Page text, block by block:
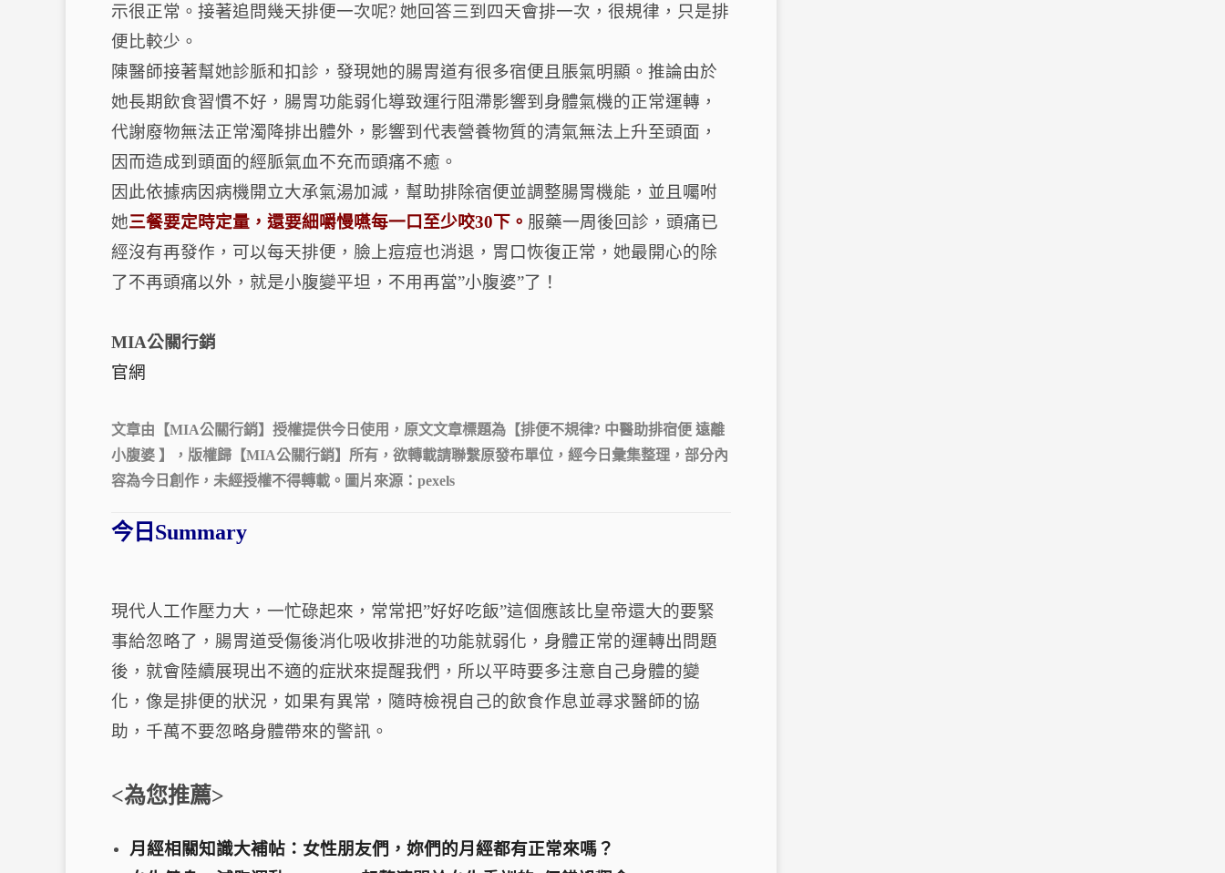
示很正常。接著追問幾天排便一次呢? 她回答三到四天會排一次，很規律，只是排
便比較少。
陳醫師接著幫她診脈和扣診，發現她的腸胃道有很多宿便且脹氣明顯。推論由於
她長期飲食習慣不好，腸胃功能弱化導致運行阻滯影響到身體氣機的正常運轉，
代謝廢物無法正常濁降排出體外，影響到代表營養物質的清氣無法上升至頭面，
因而造成到頭面的經脈氣血不充而頭痛不癒。
因此依據病因病機開立大承氣湯加減，幫助排除宿便並調整腸胃機能，並且囑咐
她三餐要定時定量，還要細嚼慢嚥每一口至少咬30下。 服藥一周後回診，頭痛已
經沒有再發作，可以每天排便，臉上痘痘也消退，胃口恢復正常，她最開心的除
了不再頭痛以外，就是小腹變平坦，不用再當”小腹婆”了！
MIA公關行銷
官網
文章由【MIA公關行銷】授權提供今日使用，原文文章標題為【排便不規律? 中醫助排宿便 遠離
小腹婆 】，版權歸【MIA公關行銷】所有，欲轉載請聯繫原發布單位，經今日彙集整理，部分內
容為今日創作，未經授權不得轉載。圖片來源： pexels
今日Summary
現代人工作壓力大，一忙碌起來，常常把”好好吃飯”這個應該比皇帝還大的要緊
事給忽略了，腸胃道受傷後消化吸收排泄的功能就弱化，身體正常的運轉出問題
後，就會陸續展現出不適的症狀來提醒我們，所以平時要多注意自己身體的變
化，像是排便的狀況，如果有異常，隨時檢視自己的飲食作息並尋求醫師的協
助，千萬不要忽略身體帶來的警訊。
<為您推薦>
月經相關知識大補帖：女性朋友們，妳們的月經都有正常來嗎？